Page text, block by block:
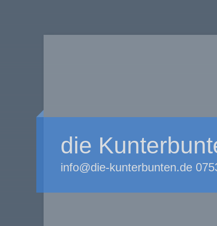
die
info@die-kunterbunten.de